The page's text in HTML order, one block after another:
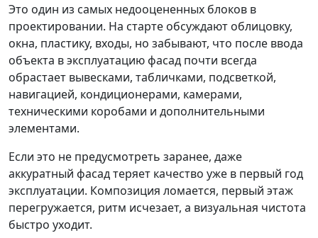
Это один из самых недооцененных блоков в
проектировании. На старте обсуждают облицовку,
окна, пластику, входы, но забывают, что после ввода
объекта в эксплуатацию фасад почти всегда
обрастает вывесками, табличками, подсветкой,
навигацией, кондиционерами, камерами,
техническими коробами и дополнительными
элементами.
Если это не предусмотреть заранее, даже
аккуратный фасад теряет качество уже в первый год
эксплуатации. Композиция ломается, первый этаж
перегружается, ритм исчезает, а визуальная чистота
быстро уходит.